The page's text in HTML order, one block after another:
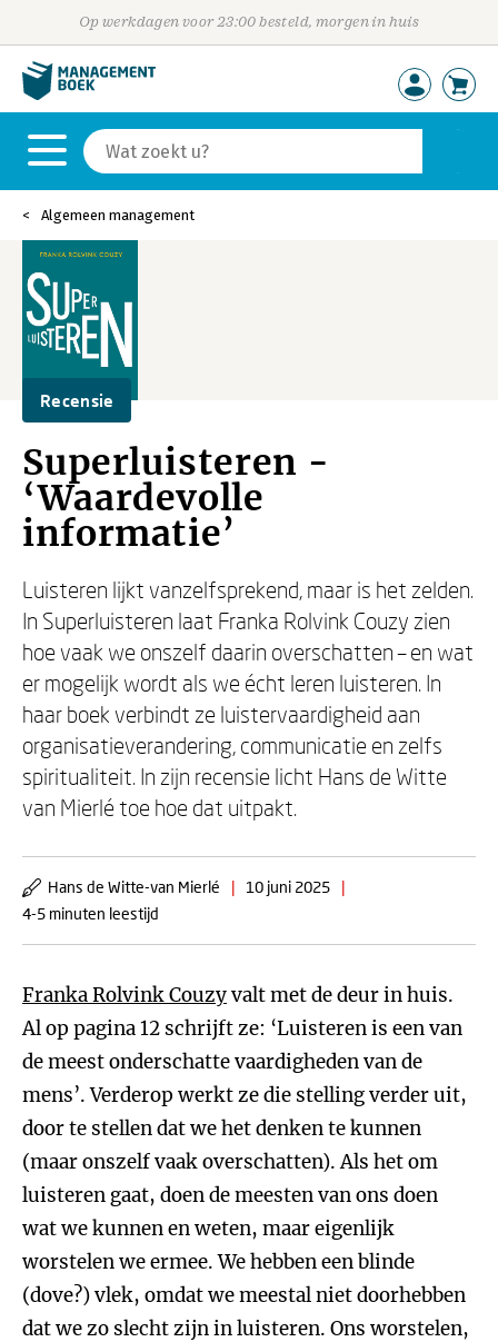
Op werkdagen voor 23:00 besteld, morgen in huis
Algemeen management
Recensie
Superluisteren -
‘Waardevolle
informatie’
Luisteren lijkt vanzelfsprekend, maar is het zelden.
In Superluisteren laat Franka Rolvink Couzy zien
hoe vaak we onszelf daarin overschatten – en wat
er mogelijk wordt als we écht leren luisteren. In
haar boek verbindt ze luistervaardigheid aan
organisatieverandering, communicatie en zelfs
spiritualiteit. In zijn recensie licht Hans de Witte
van Mierlé toe hoe dat uitpakt.
Hans de Witte-van Mierlé | 10 juni 2025
|
4-5 minuten leestijd
Franka Rolvink Couzyvalt met de deur in huis.
Al op pagina 12 schrijft ze: ‘Luisteren is een van
de meest onderschatte vaardigheden van de
mens’. Verderop werkt ze die stelling verder uit,
door te stellen dat we het denken te kunnen
(maar onszelf vaak overschatten). Als het om
luisteren gaat, doen de meesten van ons doen
wat we kunnen en weten, maar eigenlijk
worstelen we ermee. We hebben een blinde
(dove?) vlek, omdat we meestal niet doorhebben
dat we zo slecht zijn in luisteren. Ons worstelen,